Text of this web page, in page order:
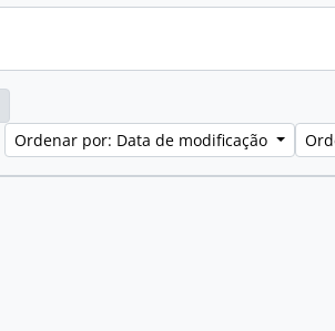
Ordenar por: Data de modificação